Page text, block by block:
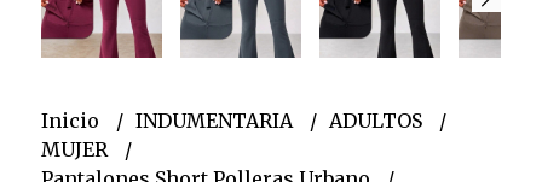
Inicio INDUMENTARIA
ADULTOS
MUJER